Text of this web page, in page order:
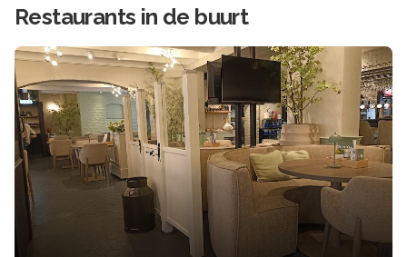
Restaurants in de buurt